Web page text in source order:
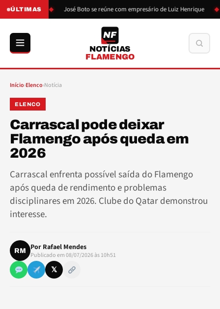
ÚLTIMAS
de Boto José Boto se reúne com empresário de Luiz Henrique
NF
NOTÍCIAS
FLAMENGO
Início›Elenco›Notícia
ELENCO
Carrascal pode deixar
Flamengo após queda em
2026
Carrascal enfrenta possível saída do Flamengo
após queda de rendimento e problemas
disciplinares em 2026. Clube do Qatar demonstrou
interesse.
RM Por Rafael Mendes
Publicado em 08/07/2026 às 10h51
𝕏